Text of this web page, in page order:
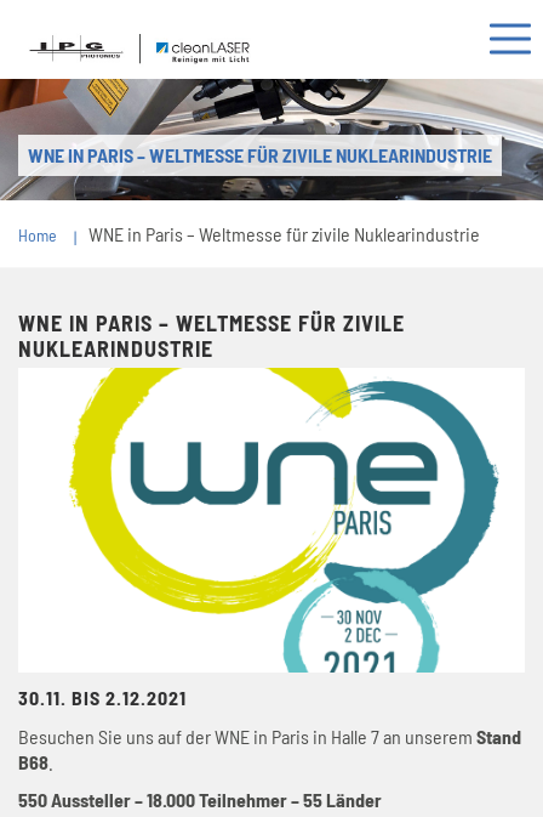
WNE IN PARIS – WELTMESSE FÜR ZIVILE NUKLEARINDUSTRIE
Home WNE in Paris – Weltmesse für zivile Nuklearindustrie
WNE IN PARIS – WELTMESSE FÜR ZIVILE
NUKLEARINDUSTRIE
30.11. BIS 2.12.2021
Besuchen Sie uns auf der WNE in Paris in Halle 7 an unserem Stand
B68
550 Aussteller – 18.000 Teilnehmer – 55 Länder